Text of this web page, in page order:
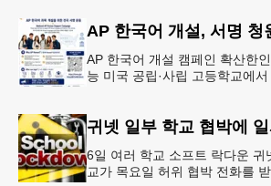
AP 한국어 개설, 서명 청
AP 한국어 개설 캠페인 확산한
능 미국 공립·사립 고등학교에
귀넷 일부 학교 협박에
6일 여러 학교 소프트 락다운 귀
교가 목요일 허위 협박 전화를